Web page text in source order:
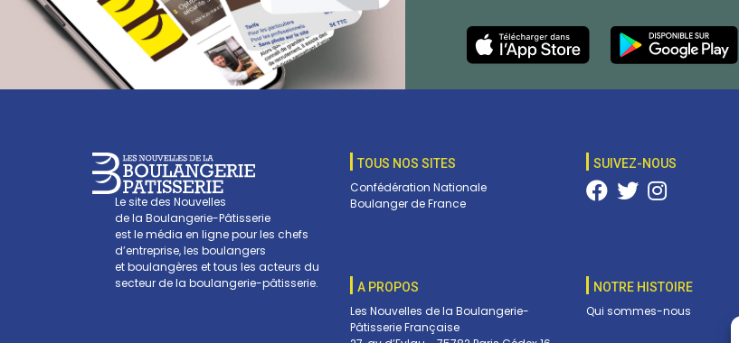
Le site des Nouvelles
de la Boulangerie-Pâtisserie
est le média en ligne pour les chefs
d’entreprise, les boulangers
et boulangères et tous les acteurs du
secteur de la boulangerie-pâtisserie.
TOUS NOS SITES
Confédération Nationale
Boulanger de France
SUIVEZ-NOUS
A PROPOS
Les Nouvelles de la Boulangerie-
Pâtisserie Française
NOTRE HISTOIRE
Qui sommes-nous